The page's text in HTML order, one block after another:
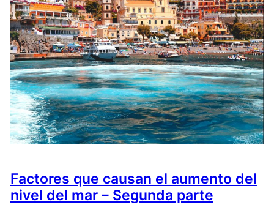
Factores que causan el aumento del
nivel del mar – Segunda parte